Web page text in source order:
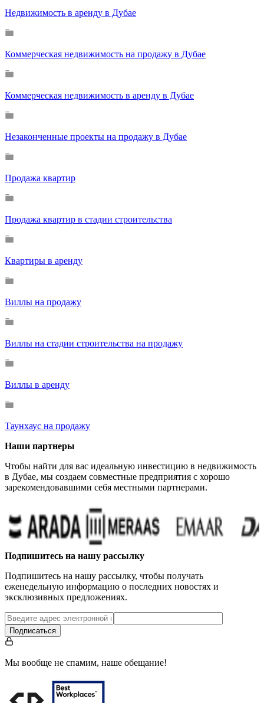
Недвижимость в аренду в Дубае
Коммерческая недвижимость на продажу в Дубае
Коммерческая недвижимость в аренду в Дубае
Незаконченные проекты на продажу в Дубае
Продажа квартир
Продажа квартир в стадии строительства
Квартиры в аренду
Виллы на продажу
Виллы на стадии строительства на продажу
Виллы в аренду
Таунхаус на продажу
Наши партнеры
Чтобы найти для вас идеальную инвестицию в недвижимость
в Дубае, мы создаем совместные предприятия с хорошо
зарекомендовавшими себя местными партнерами.
Подпишитесь на нашу рассылку
Подпишитесь на нашу рассылку, чтобы получать
еженедельную информацию о последних новостях и
эксклюзивных предложениях.
Подписаться
Мы вообще не спамим, наше обещание!